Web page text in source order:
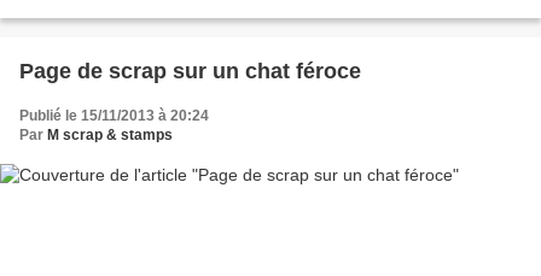
Page de scrap sur un chat féroce
Publié le 15/11/2013 à 20:24
Par M scrap & stamps